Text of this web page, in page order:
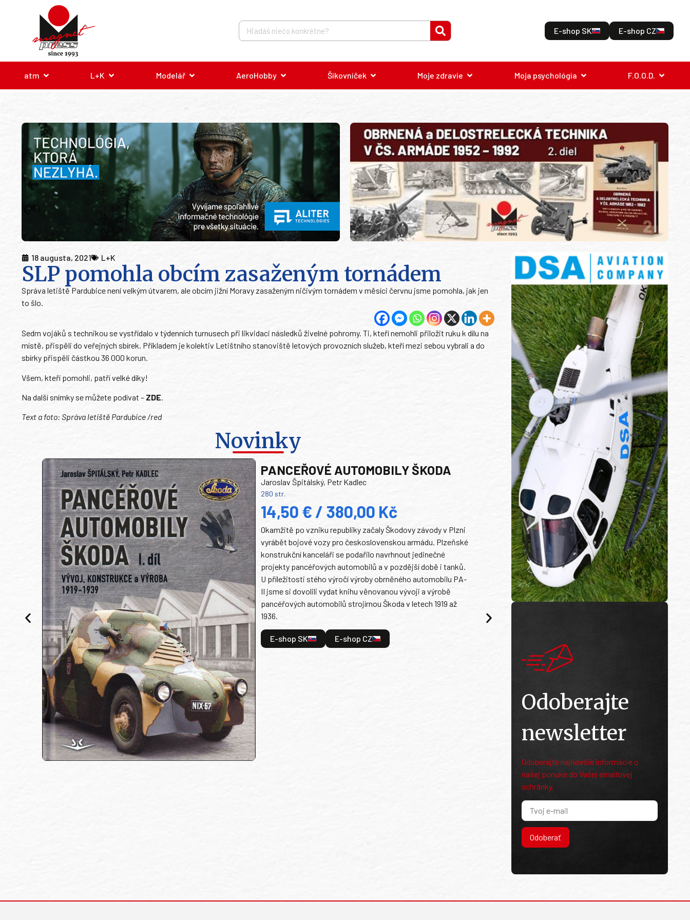
E-shop SK E-shop CZ
atm L+K Modelář AeroHobby Šikovníček Moje zdravie Moja psychológia F.O.O.D.
18 augusta, 2021 L+K
SLP pomohla obcím zasaženým tornádem
Správa letiště Pardubice není velkým útvarem, ale obcím jižní Moravy zasaženým ničivým tornádem v měsíci červnu jsme pomohla, jak jen
to šlo.
Sedm vojáků s technikou se vystřídalo v týdenních turnusech při likvidaci následků živelné pohromy. Ti, kteří nemohli přiložit ruku k dílu na
místě, přispěli do veřejných sbírek. Příkladem je kolektiv Letištního stanoviště letových provozních služeb, kteří mezi sebou vybrali a do
sbírky přispěli částkou 36 000 korun.
Všem, kteří pomohli, patří velké díky!
Na další snímky se můžete podívat – ZDE.
Text a foto: Správa letiště Pardubice /red
Novinky
PANCEŘOVÉ AUTOMOBILY ŠKODA
Jaroslav Špitálský, Petr Kadlec
280 str.
14,50 € / 380,00 Kč
Okamžitě po vzniku republiky začaly Škodovy závody v Plzni
vyrábět bojové vozy pro československou armádu. Plzeňské
konstrukční kanceláři se podařilo navrhnout jedinečné
projekty pancéřových automobilů a v pozdější době i tanků.
U příležitosti stého výročí výroby obrněného automobilu PA-
II jsme si dovolili vydat knihu věnovanou vývoji a výrobě
pancéřových automobilů strojírnou Škoda v letech 1919 až
1936.
E-shop SK E-shop CZ
Odoberajte
newsletter
Odoberajte najnovšie informácie o
našej ponuke do Vašej emailovej
schránky.
Odoberať